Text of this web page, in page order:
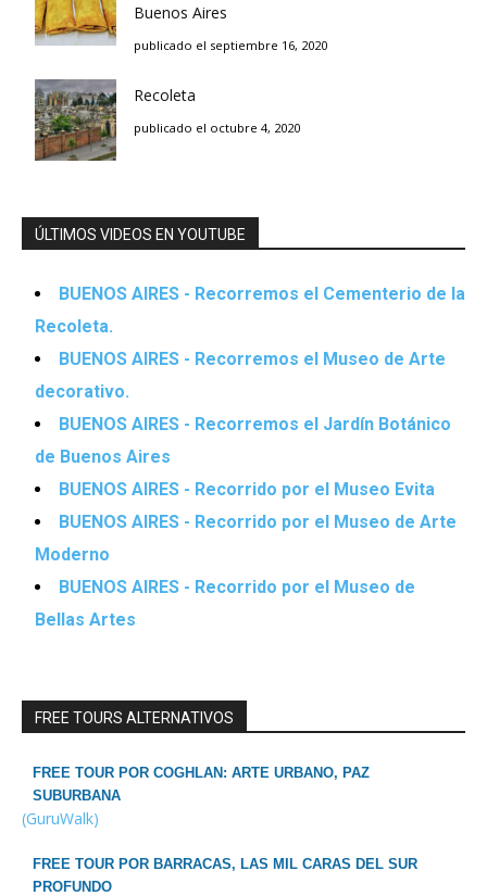
Buenos Aires
publicado el septiembre 16, 2020
Recoleta
publicado el octubre 4, 2020
ÚLTIMOS VIDEOS EN YOUTUBE
BUENOS AIRES - Recorremos el Cementerio de la
Recoleta.
BUENOS AIRES - Recorremos el Museo de Arte
decorativo.
BUENOS AIRES - Recorremos el Jardín Botánico
de Buenos Aires
BUENOS AIRES - Recorrido por el Museo Evita
BUENOS AIRES - Recorrido por el Museo de Arte
Moderno
BUENOS AIRES - Recorrido por el Museo de
Bellas Artes
FREE TOURS ALTERNATIVOS
FREE TOUR POR COGHLAN: ARTE URBANO, PAZ
SUBURBANA
(GuruWalk)
FREE TOUR POR BARRACAS, LAS MIL CARAS DEL SUR
PROFUNDO